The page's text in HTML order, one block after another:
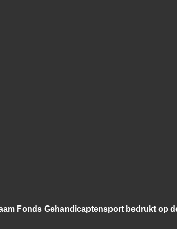
Fonds Gehandicaptensport bedrukt op